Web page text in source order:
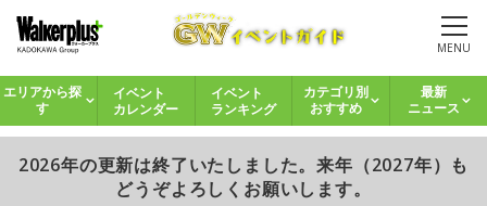
MENU
エリアから探
す
イベント
カレンダー
イベント
ランキング
カテゴリ別
おすすめ
最新
ニュース
2026年の更新は終了いたしました。来年（2027年）も
どうぞよろしくお願いします。